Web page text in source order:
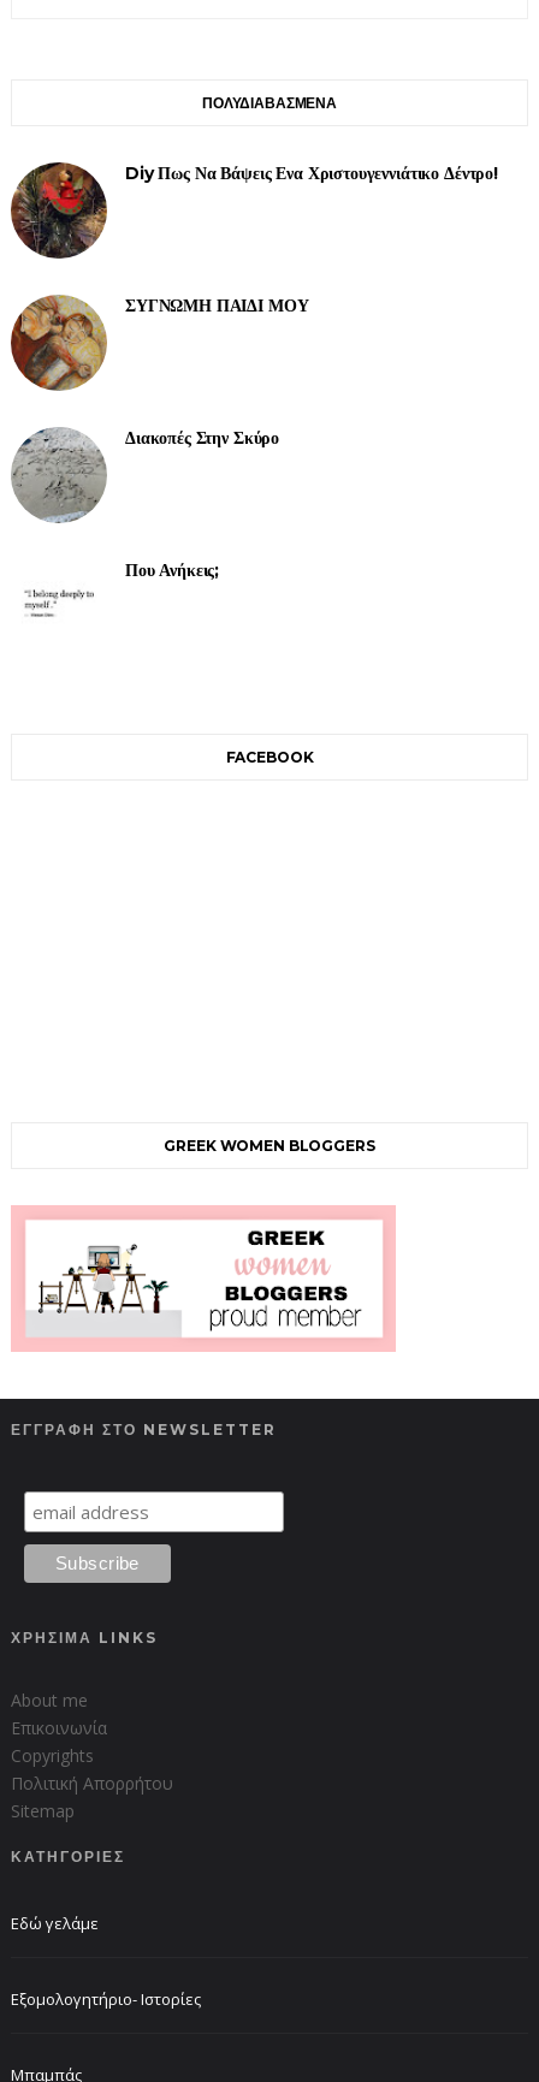
ΠΟΛΥΔΙΑΒΑΣΜΕΝΑ
Diy Πως Να Βάψεις Ενα Χριστουγεννιάτικο Δέντρο!
ΣΥΓΝΩΜΗ ΠΑΙΔΙ ΜΟΥ
Διακοπές Στην Σκύρο
Που Ανήκεις;
FACEBOOK
GREEK WOMEN BLOGGERS
ΕΓΓΡΑΦΗ ΣΤΟ NEWSLETTER
ΧΡΗΣΙΜΑ LINKS
About me
Επικοινωνία
Copyrights
Πολιτική Απορρήτου
Sitemap
ΚΑΤΗΓΟΡΙΕΣ
Εδώ γελάμε
Εξομολογητήριο- Ιστορίες
Μπαμπάς